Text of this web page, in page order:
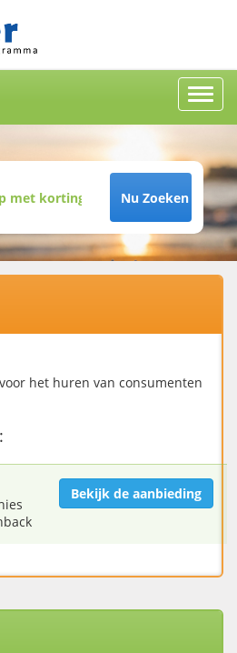
Nu Zoeken
het huren van consumenten
Bekijk de aanbieding